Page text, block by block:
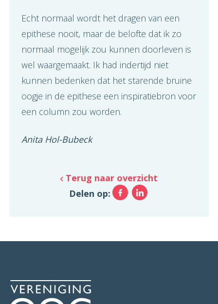
Echt normaal wordt het dragen van een
epithese nooit, maar de belofte dat ik zo
normaal mogelijk zou kunnen doorleven is
wel waargemaakt. Ik had indertijd niet
kunnen bedenken dat het starende bruine
oogje in de epithese een inspiratiebron voor
een column zou worden.
Anita Hol-Bubeck
Terug naar overzicht
Delen op:
Facebook
LinkedIn